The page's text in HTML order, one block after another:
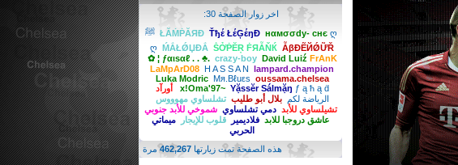
ღ m m m
ZOOZ
اخر زوار الصفحة 30:
ŁĂṀṖĂЯĐ Ťђέ ŁέĢέŋĐ нαмσσdy- cнє
ღ ﷺ
ღ ḾẮŁǾЏĐẮ ṦỞṖĔŖ ḞЯẪŇЌ ẪβĐẼЙǾỮŘ
✿ ¦ ƒαιѕαℓ . . ♣. crazy-boy David Luiź FrAnK
LaMpArD08 H A S S A N lampard.champion
Luka Modric Mя.Βℓuεs oussama.chelsea
x!Oma'97~ Yặssĕr Sálmặŋ ƒ ą ħ ą ḋ
أورآد
الرياضة لكم
بلال أبو طليب تشلساوي مهوووس
تشيلساوي للأبد دمي تشلساوي شموخي للأبد جنوبي
عاشق دروجبا للابد فلاديمير قلوب للإيجار
ميماتي
الحربي
هذه الصفحة تمت زيارتها 462,267مرة